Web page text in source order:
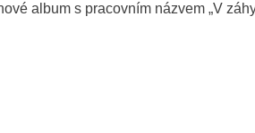
album s pracovním názvem „V